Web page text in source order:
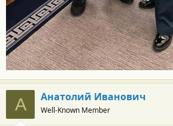
✅ А всем, кто говорит, что без
Одессы это будет не победа, а
свой бронежилет и предложить лично
Харьков. Потому что обычно те, кто
никогда на передовой.
https://t.me/mig41/40474
А Анатолий Иванович
Well-Known Member